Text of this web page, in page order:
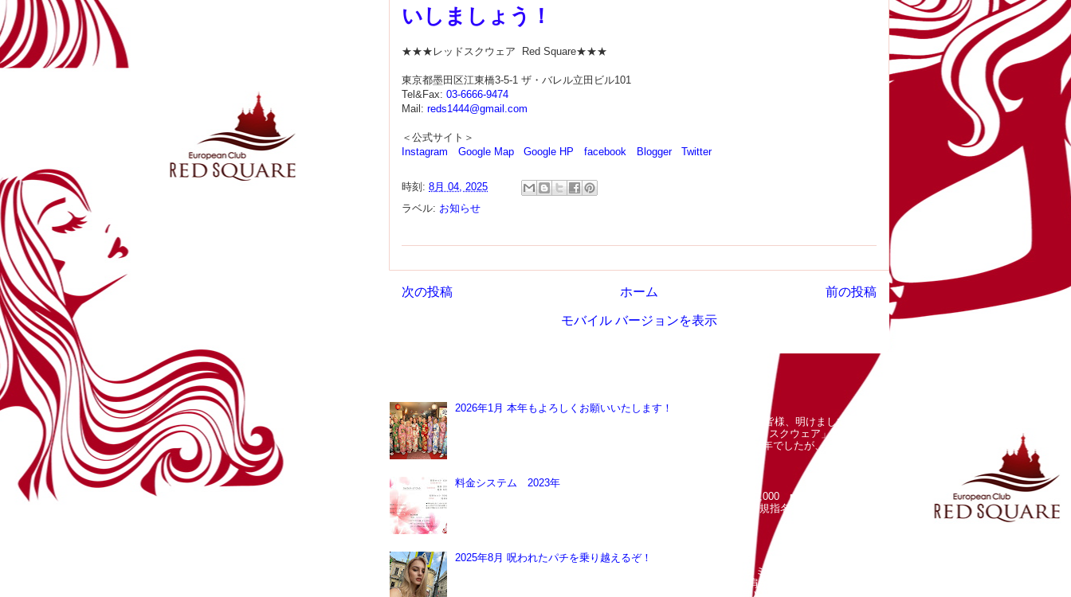
いしましょう！
★★★レッドスクウェア Red Square★★★
東京都墨田区江東橋3-5-1 ザ・バレル立田ビル101
Tel&Fax: 03-6666-9474
Mail: reds1444@gmail.com
＜公式サイト＞
Instagram
Google Map Google HP facebook Blogger Twitter
時刻: 8月 04, 2025
ラベル: お知らせ
次の投稿 前の投稿
ホーム
モバイル バージョンを表示
2026年1月 本年もよろしくお願いいたします！
システム | 店舗写真 | アクセス | google map (口コミ) 謹賀新年。 皆様、明けましておめで
とうございます！ 旧年中は、錦糸町の数あるお店の中から「レッドスクウェア」をご愛顧い
ただき、誠にありがとうございました。2025年も山あり谷ありの1年でしたが、...
料金システム 2023年
レッドスクウェアの料金システム ■営業時間 8:00pm～ ■60分 ￥5,000 ■30分延長 ￥3,000
■1時間延長￥5,000 ★延長は1時間がお得♡ ■本指名 ￥3,000 ■新規指名 ￥2,500 ■サブ指名
2025年8月 呪われたパチを乗り越えるぞ！
システム 店舗写真 アクセス google map (口コミ) 猛暑が続いております
が、皆様体調は大丈夫でしょうか？ 私は１年半ほど続いた五十肩が7割ほど改善したことが